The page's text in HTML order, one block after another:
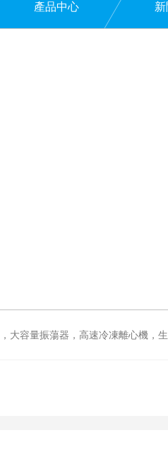
產品中心
，磁力攪拌器，電動攪拌器，大功率電動攪拌器，強力恒速電動攪拌器，水浴鍋，